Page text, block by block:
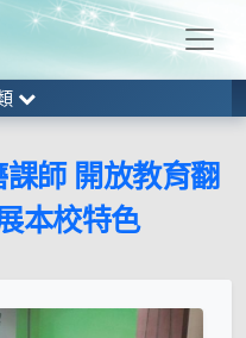
師 開放教育翻
本校特色